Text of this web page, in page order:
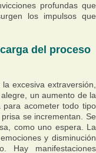
profundas que
los impulsos que
del proceso
excesiva extraversión,
un aumento de la
acometer todo tipo
se incrementan. Se
como uno espera. La
y disminución
Hay manifestaciones